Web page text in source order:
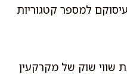
למספר קטגוריות
שווי שוק של מקרקעין